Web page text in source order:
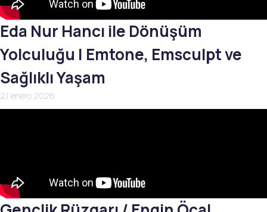
Eda Nur Hancı ile Dönüşüm
Yolculuğu | Emtone, Emsculpt ve
Sağlıklı Yaşam
21 enero 2026